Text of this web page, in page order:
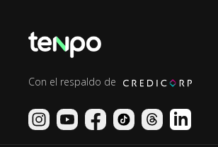
Con el respaldo de